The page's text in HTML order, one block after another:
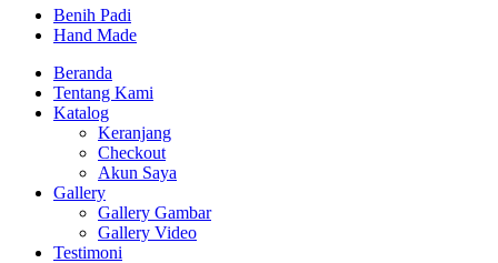
Benih Padi
Hand Made
Beranda
Tentang Kami
Katalog
Keranjang
Checkout
Akun Saya
Gallery
Gallery Gambar
Gallery Video
Testimoni